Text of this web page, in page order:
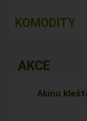
KOMODITY
AKCE
Akinu